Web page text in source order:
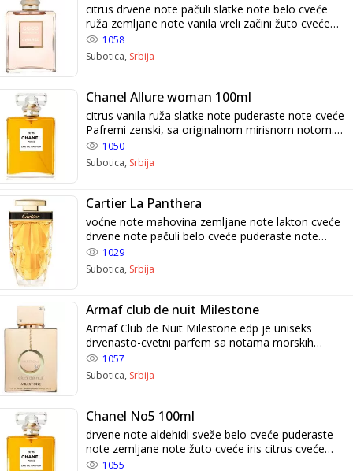
citrus drvene note pačuli slatke note belo cveće
ruža zemljane note vanila vreli začini žuto cveće
Pafremi zenski, sa originalnom mirisnom notom.
Intenzivni miris parfema se zadrzava na koži ceo
dan, a na odeci i po nekoliko dana. Originalno
1058
Subotica, Srbija
Chanel Allure woman 100ml
citrus vanila ruža slatke note puderaste note cveće
Pafremi zenski, sa originalnom mirisnom notom.
Intenzivni miris parfema se zadrzava na koži ceo
dan, a na odeci i po nekoliko dana. Originalno
pakovanje sa celofanom i bar kodom.
1050
Subotica, Srbija
Cartier La Panthera
voćne note mahovina zemljane note lakton cveće
drvene note pačuli belo cveće puderaste note
mošusne note Pafremi zenski, sa originalnom
mirisnom notom. Intenzivni miris parfema se
zadrzava na koži ceo dan, a na odeci i po nekoliko
kodom.
1029
Subotica, Srbija
Armaf club de nuit Milestone
Armaf Club de Nuit Milestone edp je uniseks
drvenasto-cvetni parfem sa notama morskih
plodova, ljubičice i mošusa. Pogodan je za
svakodnevnu upotrebu i specijalne prilike, sa
dugotrajnom projekcijom Pafremi zenski, sa
parfema se zadrzava na koži ceo dan, a na odeci i
po nekoliko dana. Originalno pakovanje sa
celofanom i bar kodom.
1057
Subotica, Srbija
Chanel No5 100ml
drvene note aldehidi sveže belo cveće puderaste
note zemljane note žuto cveće iris citrus cveće
Pafremi zenski, sa originalnom mirisnom notom.
1055